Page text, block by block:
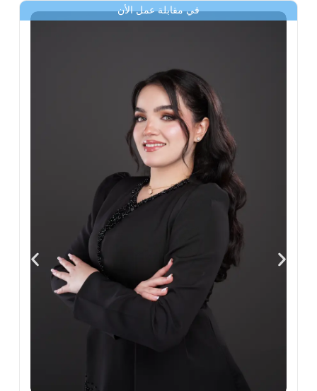
في مقابلة عمل الأن